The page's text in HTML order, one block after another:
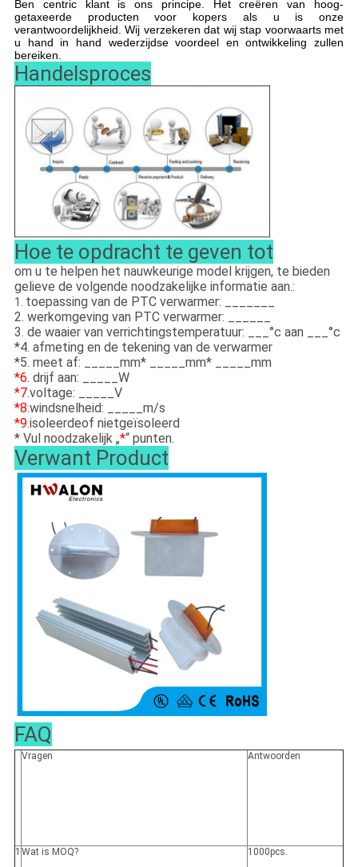
Ben centric klant is ons principe. Het creëren van hoog-
getaxeerde producten voor kopers als u is onze
verantwoordelijkheid. Wij verzekeren dat wij stap voorwaarts met
u hand in hand wederzijdse voordeel en ontwikkeling zullen
bereiken.
Handelsproces
Hoe te opdracht te geven tot
om u te helpen het nauwkeurige model krijgen, te bieden
gelieve de volgende noodzakelijke informatie aan.:
1. toepassing van de PTC verwarmer: _______
2. werkomgeving van PTC verwarmer: ______
3. de waaier van verrichtingstemperatuur: ___°c aan ___°c
*4. afmeting en de tekening van de verwarmer
*5. meet af: _____mm* _____mm* _____mm
*6. drijf aan: _____W
*7.voltage: _____V
*8.windsnelheid: _____m/s
*9.isoleerdeof nietgeïsoleerd
* Vul noodzakelijk „*“ punten.
Verwant Product
FAQ
Vragen Antwoorden
1 Wat is MOQ? 1000pcs.